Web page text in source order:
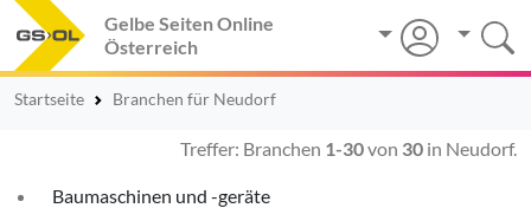
Gelbe Seiten Online
Österreich
Startseite Branchen für Neudorf
Treffer: Branchen 1-30von 30 in Neudorf.
Baumaschinen und -geräte